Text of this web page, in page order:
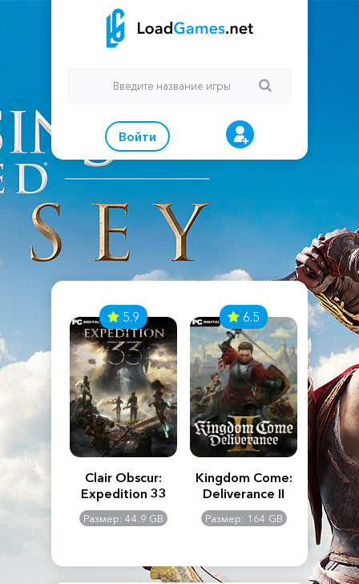
Войти
Creed
5.9
Clair Obscur:
Expedition 33
Размер: 44.9 GB
6.5
Kingdom Come:
Deliverance II
Размер: 164 GB
The